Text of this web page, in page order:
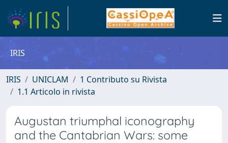
IRIS
IRIS UNICLAM
1 Contributo su Rivista
1.1 Articolo in rivista
Augustan triumphal iconography
and the Cantabrian Wars: some